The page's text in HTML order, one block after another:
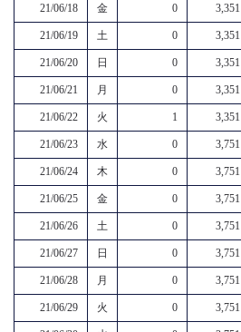
21/06/18 金 0 3,351
21/06/19 土 0 3,351
21/06/20 日 0 3,351
21/06/21 月 0 3,351
21/06/22 火 1 3,351
21/06/23 水 0 3,751
21/06/24 木 0 3,751
21/06/25 金 0 3,751
21/06/26 土 0 3,751
21/06/27 日 0 3,751
21/06/28 月 0 3,751
21/06/29 火 0 3,751